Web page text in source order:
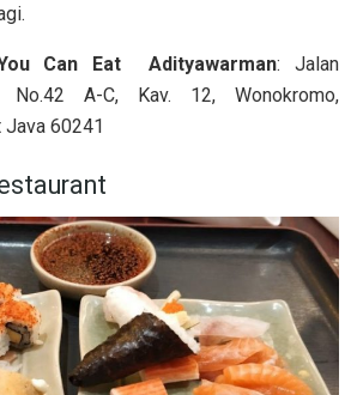
Can Eat Adityawarman: Jalan
No.42 A-C, Kav. 12, Wonokromo,
Java 60241